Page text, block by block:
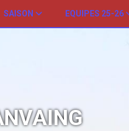
SAISON EQUIPES 25-26